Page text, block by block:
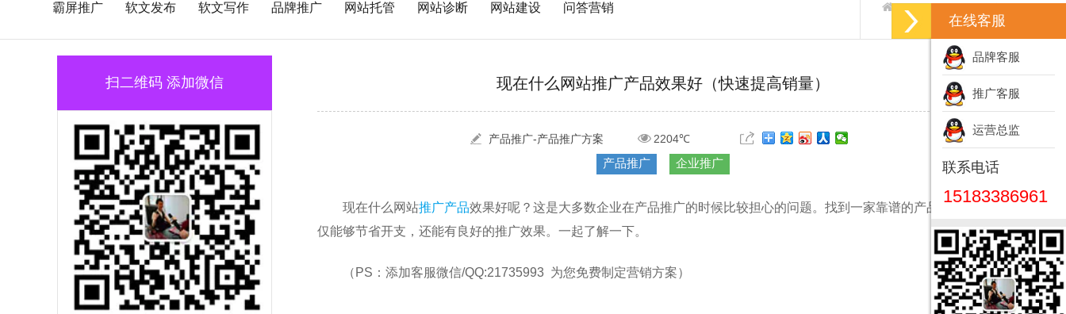
霸屏推广 软文发布 软文写作 品牌推广 网站托管 网站诊断 网站建设 问答营销 产品推广-产品推广方案
扫二维码 添加微信 现在什么网站推广产品效果好（快速提高销量）
产品推广-产品推广方案 2204℃
产品推广 企业推广
现在什么网站推广产品效果好呢？这是大多数企业在产品推广的时候比较担心的问题。找到一家靠谱的产品推广网站不
仅能够节省开支，还能有良好的推广效果。一起了解一下。
（PS：添加客服微信/QQ:21735993 为您免费制定营销方案）
在线客服
品牌客服
推广客服
运营总监
联系电话
15183386961